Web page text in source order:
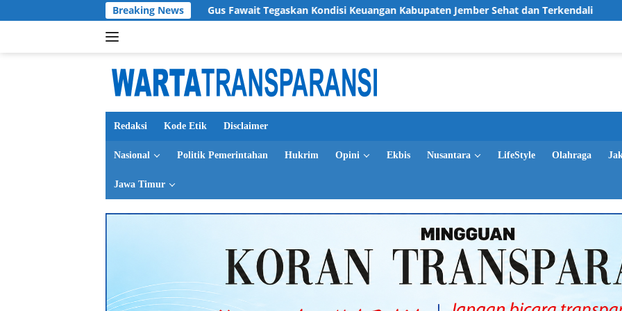
ke
Breaking News
Gus Fawait Tegaskan Kondisi Keuangan Kabupaten Jember Sehat dan Terkendali LPRI DPC
Redaksi Kode Etik Disclaimer
Nasional Politik Pemerintahan Hukrim Opini Ekbis Nusantara LifeStyle Olahraga
Jawa Timur